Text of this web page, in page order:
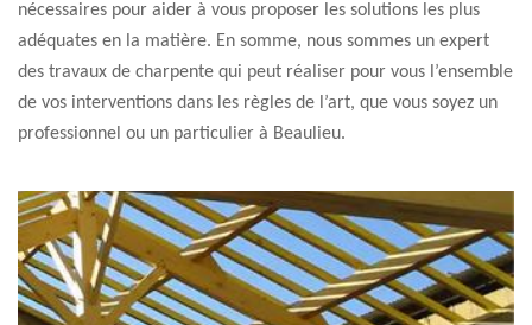
nécessaires pour aider à vous proposer les solutions les plus
adéquates en la matière. En somme, nous sommes un expert
des travaux de charpente qui peut réaliser pour vous l’ensemble
de vos interventions dans les règles de l’art, que vous soyez un
professionnel ou un particulier à Beaulieu.